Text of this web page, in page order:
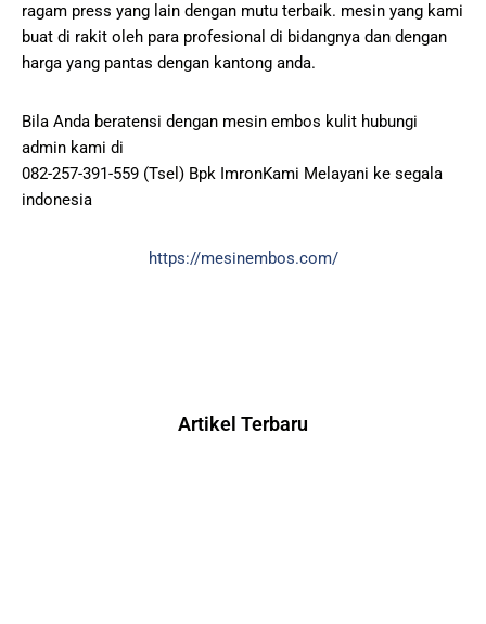
ragam press yang lain dengan mutu terbaik. mesin yang kami
buat di rakit oleh para profesional di bidangnya dan dengan
harga yang pantas dengan kantong anda.
Bila Anda beratensi dengan mesin embos kulit hubungi
admin kami di
082-257-391-559 (Tsel) Bpk ImronKami Melayani ke segala
indonesia
https://mesinembos.com/
Artikel Terbaru